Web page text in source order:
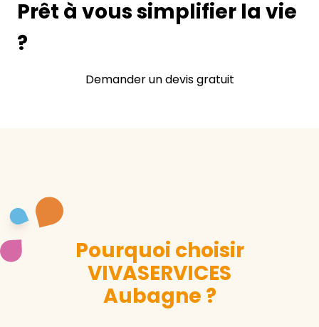
Prêt à vous simplifier la vie
?
Demander un devis gratuit
Pourquoi choisir
VIVASERVICES
Aubagne ?